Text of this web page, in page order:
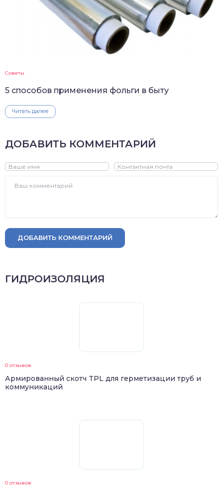
Советы
5 способов применения фольги в быту
Читать далее
ДОБАВИТЬ КОММЕНТАРИЙ
ДОБАВИТЬ КОММЕНТАРИЙ
ГИДРОИЗОЛЯЦИЯ
0 отзывов
Армированный скотч TPL для герметизации труб и
коммуникаций
0 отзывов